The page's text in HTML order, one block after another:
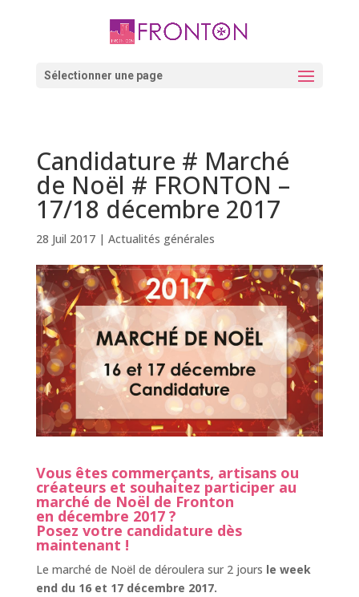
Sélectionner une page
Candidature # Marché
de Noël # FRONTON –
17/18 décembre 2017
28 Juil 2017| Actualités générales
Vous êtes commerçants, artisans ou
créateurs et souhaitez participer au
marché de Noël de Fronton
en décembre 2017 ?
Posez votre candidature dès
maintenant !
Le marché de Noël de déroulera sur 2 jours le week
end du 16 et 17 décembre 2017.